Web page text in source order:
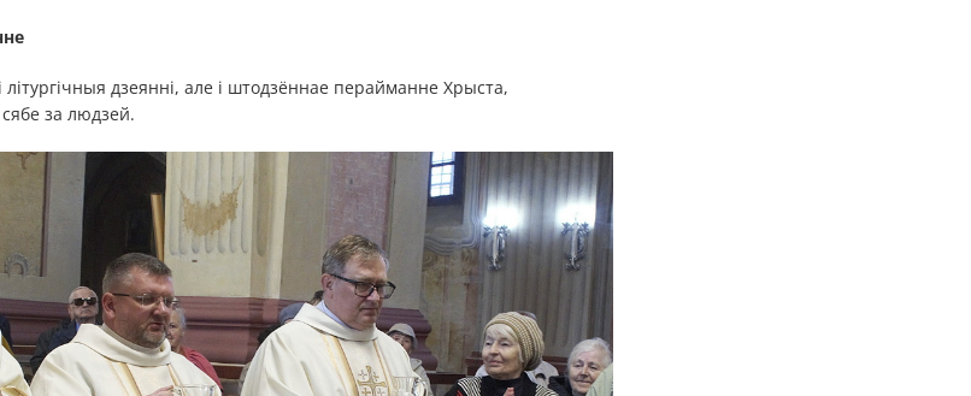
дзеянні, але і штодзённае перайманне Хрыста,
за людзей.